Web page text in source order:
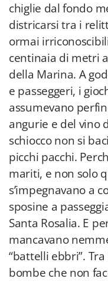
chiglie dal fondo
districarsi tra i
ormai
centinaia di metri
della Marina. A
e passeggeri, i
assumevano
angurie e del vino
schiocco non si
picchi pacchi.
mariti, e non solo
s’impegnavano a
sposine a
Santa Rosalia. E
mancavano
“battelli ebbri”.
bombe che non